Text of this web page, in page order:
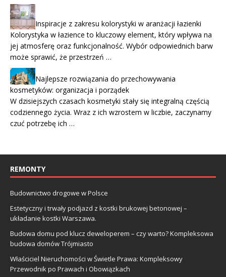
Inspiracje z zakresu kolorystyki w aranżacji łazienki
Kolorystyka w łazience to kluczowy element, który wpływa na
jej atmosferę oraz funkcjonalność. Wybór odpowiednich barw
może sprawić, że przestrzeń …
Najlepsze rozwiązania do przechowywania
kosmetyków: organizacja i porządek
W dzisiejszych czasach kosmetyki stały się integralną częścią
codziennego życia. Wraz z ich wzrostem w liczbie, zaczynamy
czuć potrzebę ich …
REMONTY
Budownictwo drogowe w Polsce
Estetyczny i trwały podjazd z kostki brukowej betonowej –
układanie kostki Warszawa.
Budowa domu pod klucz deweloperem – czy warto? Kompleksowa
budowa domów Trójmiasto
Właściciel Nieruchomości w Świetle Prawa: Kompleksowy
Przewodnik po Prawach i Obowiązkach